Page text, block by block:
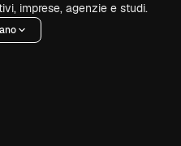
imprese, agenzie e studi.